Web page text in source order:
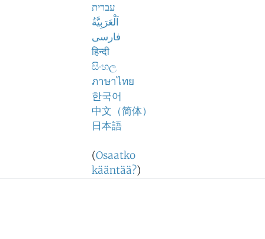
עברית
اَلْعَرَبِيَّةُ
فارسی
हिन्दी
සිංහල
ภาษาไทย
한국어
中文（简体）
日本語
(Osaatko
kääntää?)